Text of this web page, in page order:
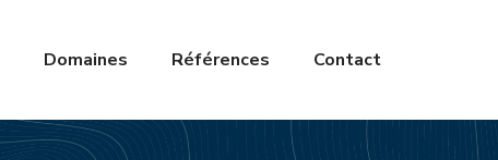
Domaines Références Contact